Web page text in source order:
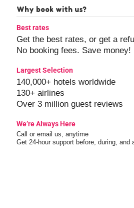
Why book with us?
Best rates
Get the best rates, or get a
No booking fees. Save money!
Largest Selection
140,000+ hotels worldwide
130+ airlines
Over 3 million guest reviews
We’re Always Here
Call or email us, anytime
Get 24-hour support before, during, and